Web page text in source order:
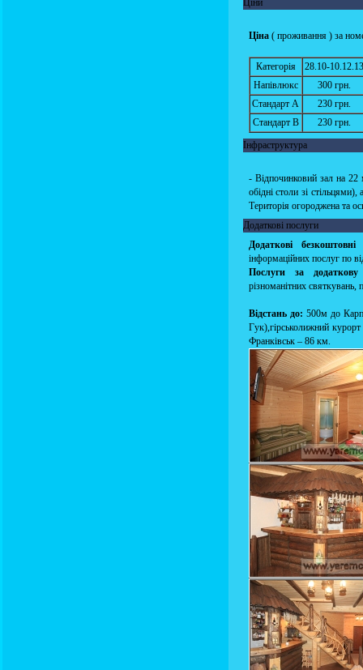
Ціни
Ціна( проживання ) за
Категорія
28.10-10.12.13
Напівлюкс
300 грн.
Стандарт А
230 грн.
Стандарт В
230 грн.
Інфраструктура
- Відпочинковий зал на 22
обідні столи зі
Територія огороджена та
Додаткові послуги
Додаткові безкоштовні
інформаційних послуг по
Послуги за
різноманітних святкувань,
Відстань до: 500м до
Гук),гірськолижний
Франківськ – 86 км.